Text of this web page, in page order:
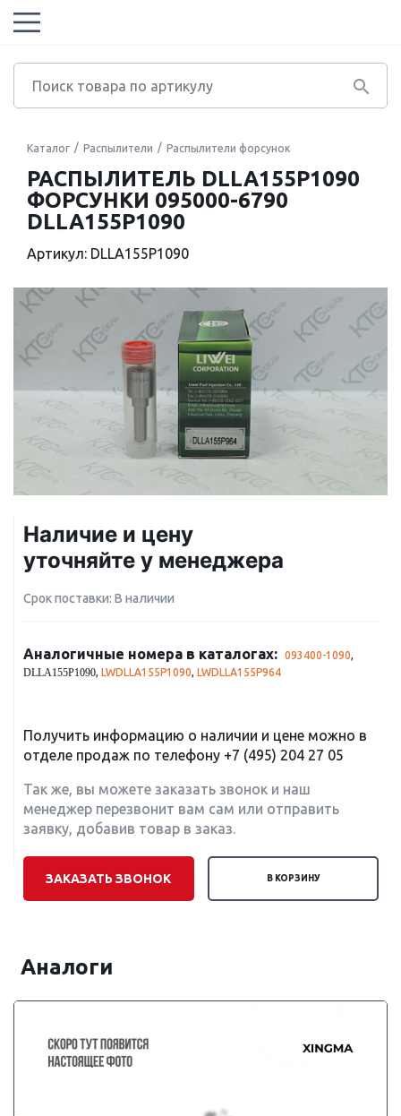
Каталог Распылители Распылители форсунок
РАСПЫЛИТЕЛЬ DLLA155P1090
ФОРСУНКИ 095000-6790
DLLA155P1090
Артикул: DLLA155P1090
Наличие и цену
уточняйте у менеджера
Срок поставки: В наличии
Аналогичные номера в каталогах: 093400-1090,
DLLA155P1090, LWDLLA155P1090, LWDLLA155P964
Получить информацию о наличии и цене можно в
отделе продаж по телефону +7 (495) 204 27 05
Так же, вы можете заказать звонок и наш
менеджер перезвонит вам сам или отправить
заявку, добавив товар в заказ.
ЗАКАЗАТЬ ЗВОНОК В КОРЗИНУ
Аналоги